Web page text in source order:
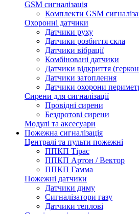
GSM сигналізація
Комплекти GSM
Охоронні датчики
Датчики руху
Датчики розбиття скла
Датчики вібрації
Комбіновані датчики
Датчики відкриття
Датчики затоплення
Датчики охорони
Сирени для сигналізації
Провідні сирени
Бездротові сирени
Модулі та аксесуари
Пожежна сигналізація
Централі та пульти пожежні
ППКП Тірас
ППКП Артон / Вектор
ППКП Гамма
Пожежні датчики
Датчики диму
Сигналізатори газу
Датчики теплові